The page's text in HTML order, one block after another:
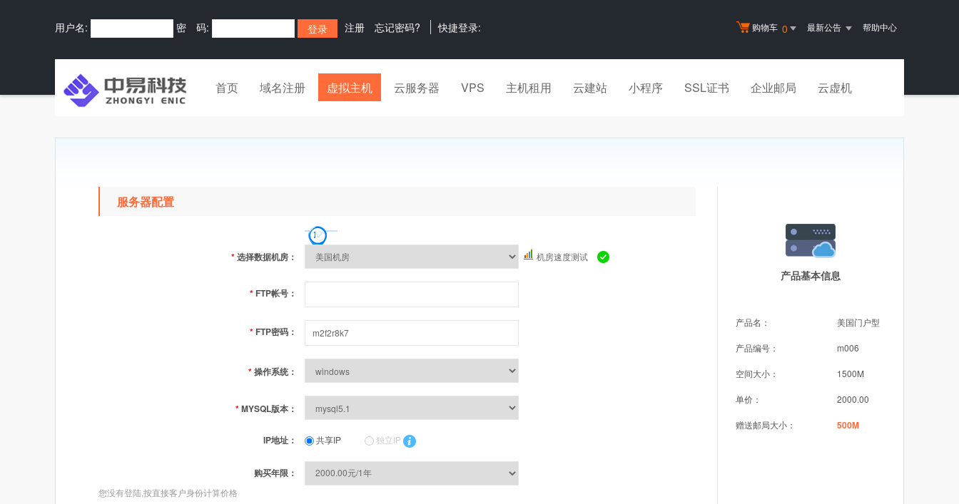
购物车 0 最新公告 帮助中心
用户名: 密 码: 注册 忘记密码? 快捷登录:
首页 域名注册 虚拟主机 云服务器 VPS 主机租用 云建站 小程序 SSL证书 企业邮局 云虚机
产品基本信息
产品名： 美国门户型
产品编号： m006
空间大小： 1500M
单价： 2000.00
赠送邮局大小： 500M
服务器配置
*选择数据机房： 机房速度测试
* FTP帐号：
* FTP密码：
*操作系统：
*MYSQL版本：
IP地址： 共享IP 独立IP
购买年限：
您没有登陆,按直接客户身份计算价格